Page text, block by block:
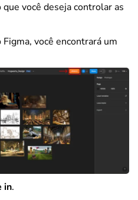
você deseja controlar as
você encontrará um
in.